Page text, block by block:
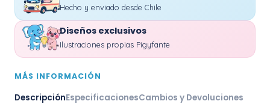
Hecho y enviado desde Chile
Diseños exclusivos
Ilustraciones propias Pigyfante
MÁS INFORMACIÓN
DescripciónEspecificacionesCambios y Devoluciones